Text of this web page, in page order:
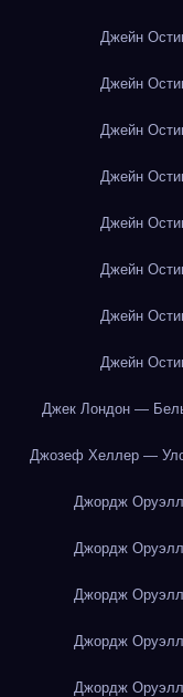
Джейн
Джейн
Джейн
Джейн
Джейн
Джейн
Джейн
Джейн
Джек Лондон —
Джозеф Хеллер —
Джордж
Джордж
Джордж
Джордж
Джордж